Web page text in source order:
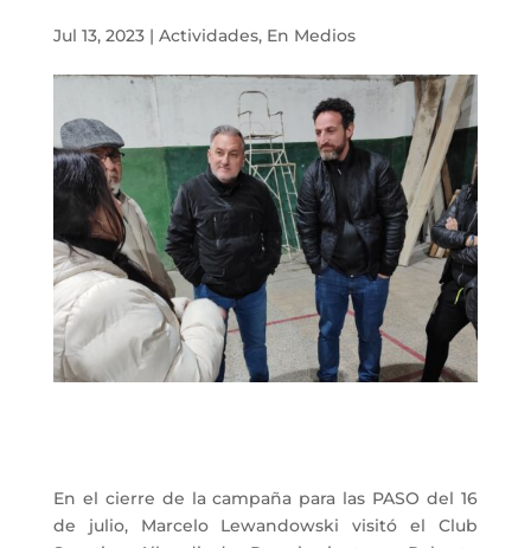
Jul 13, 2023| Actividades, En Medios
En el cierre de la campaña para las PASO del 16
de julio, Marcelo Lewandowski visitó el Club